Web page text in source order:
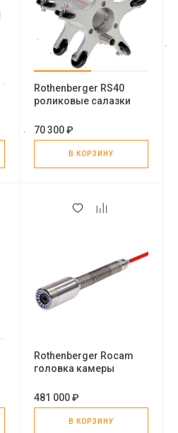
Rothenberger RS40
роликовые салазки
70 300 ₽
В КОРЗИНУ
Rothenberger Rocam
головка камеры
481 000 ₽
В КОРЗИНУ